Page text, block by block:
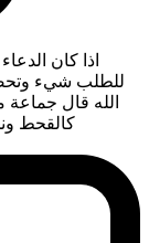
اذا كان
للطلب شيء
الله قال
كالقحط